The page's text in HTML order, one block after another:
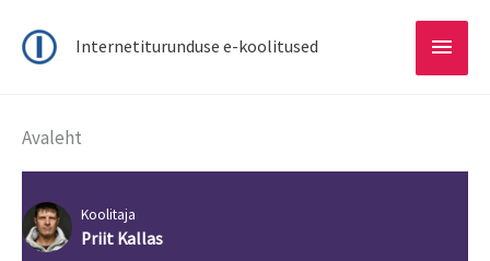
Internetiturunduse e-koolitused
Main
Avaleht
Koolitaja
Priit Kallas